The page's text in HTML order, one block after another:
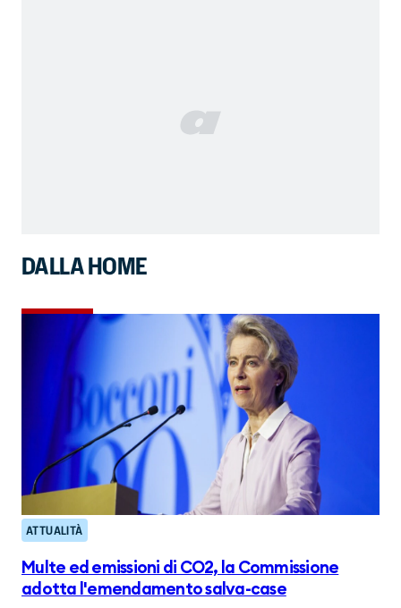
DALLA HOME
ATTUALITÀ
Multe ed emissioni di CO2, la Commissione
adotta l'emendamento salva-case